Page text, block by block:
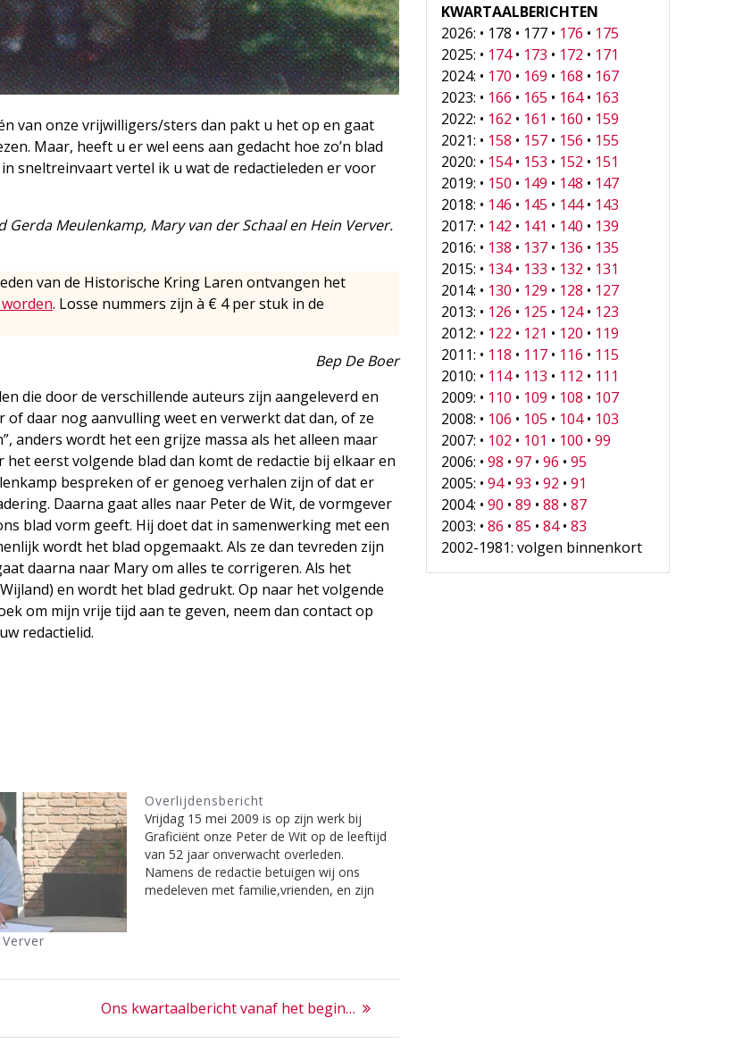
van onze vrijwilligers/sters dan pakt u het op en gaat
Maar, heeft u er wel eens aan gedacht hoe zo’n blad
sneltreinvaart vertel ik u wat de redactieleden er voor
Meulenkamp, Mary van der Schaal en Hein Verver.
van de Historische Kring Laren ontvangen het
. Losse nummers zijn à € 4 per stuk in de
Bep De Boer
die door de verschillende auteurs zijn aangeleverd en
daar nog aanvulling weet en verwerkt dat dan, of ze
anders wordt het een grijze massa als het alleen maar
eerst volgende blad dan komt de redactie bij elkaar en
bespreken of er genoeg verhalen zijn of dat er
Daarna gaat alles naar Peter de Wit, de vormgever
blad vorm geeft. Hij doet dat in samenwerking met een
wordt het blad opgemaakt. Als ze dan tevreden zijn
daarna naar Mary om alles te corrigeren. Als het
en wordt het blad gedrukt. Op naar het volgende
om mijn vrije tijd aan te geven, neem dan contact op
redactielid.
Overlijdensbericht
Vrijdag 15 mei 2009 is op zijn werk bij
Graficiënt onze Peter de Wit op de leeftijd
van 52 jaar onverwacht overleden.
Namens de redactie betuigen wij ons
medeleven met familie,vrienden, en zijn
Next
Ons kwartaalbericht vanaf het begin…
KWARTAALBERICHTEN
2026: • 178 • 177 • 176 • 175
2025: • 174• 173 • 172 • 171
2024: • 170 • 169 • 168 • 167
2023: • 166 • 165 • 164• 163
2022: • 162 • 161 • 160 • 159
2021: • 158 • 157 • 156 • 155
2020: • 154• 153 • 152 • 151
2019: • 150 • 149 • 148 • 147
2018: • 146 • 145 • 144• 143
2017: • 142 • 141 • 140 • 139
2016: • 138 • 137 • 136 • 135
2015: • 134• 133 • 132 • 131
2014: • 130 • 129 • 128 • 127
2013: • 126 • 125 • 124• 123
2012: • 122 • 121 • 120 • 119
2011: • 118 • 117 • 116 • 115
2010: • 114• 113 • 112 • 111
2009: • 110 • 109 • 108 • 107
2008: • 106 • 105 • 104• 103
2007: • 102 • 101 • 100 •99
2006: •98 •97 •96 •95
2005: •94•93 •92 •91
2004: •90 •89 •88 •87
2003: •86 •85 •84•83
2002-1981: volgen binnenkort